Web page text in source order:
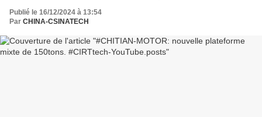
Publié le 16/12/2024 à 13:54
Par CHINA-CSINATECH